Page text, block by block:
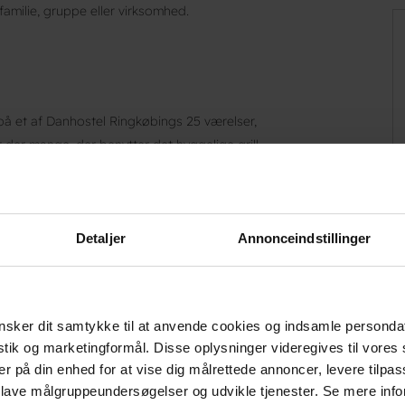
Detaljer Annonceindstillinger
dit samtykke til at anvende cookies og indsamle
og marketingformål. Disse oplysninger videregives til vores
på din enhed for at vise dig målrettede annoncer, levere
målgruppeundersøgelser og udvikle tjenester. Se mere
gruppe eller virksomhed.
et af Danhostel Ringkøbings 25 værelser,
mange, der benytter det hyggelige grill-
der flere store opholdsrum, hvor man kan
møder, workshops eller anden
Ringkøbing. Endeligt der også mange, der
eller lignende, hvor det kræves, at man i
nærheden af sit arbejde.